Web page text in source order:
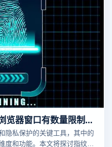
用云登指纹浏览器克隆浏览器窗口有数量限制吗？
隐私保护的关键工具，其中的
和功能。本文将探讨指纹浏